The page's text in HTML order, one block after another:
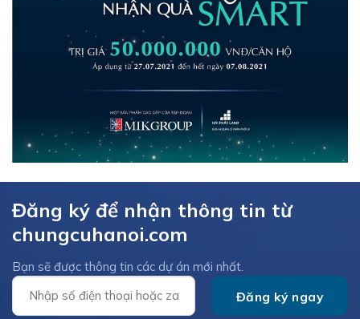
Đăng ký để nhận thông tin từ
chungcuhanoi.com
Bạn sẽ được thông tin các dự án mới nhất.